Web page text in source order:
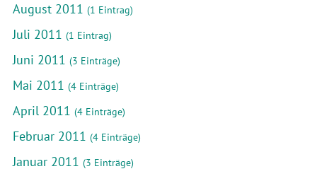
August 2011 (1 Eintrag)
Juli 2011 (1 Eintrag)
Juni 2011 (3 Einträge)
Mai 2011 (4 Einträge)
April 2011 (4 Einträge)
Februar 2011 (4 Einträge)
Januar 2011 (3 Einträge)